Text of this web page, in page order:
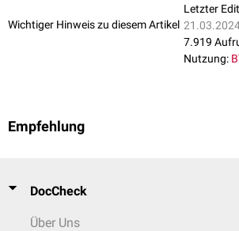
Wichtiger Hinweis zu diesem Artikel
Letzter
7.919
Nutzung:
Empfehlung
DocCheck
Über Uns